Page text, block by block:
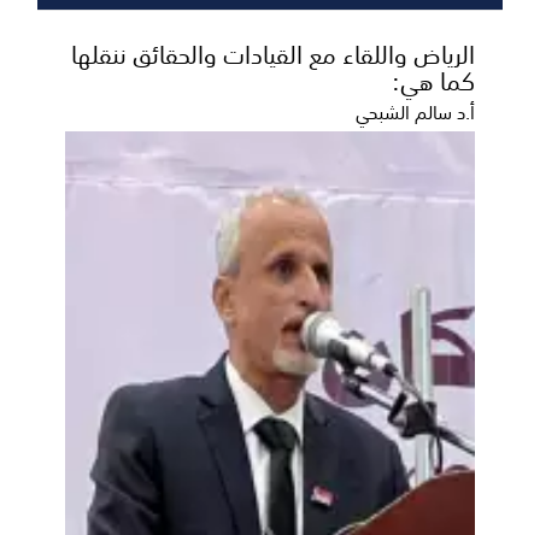
خطيب عرفة: الملك سلمان وولي العهد
محمد ييسران حج ضيوف الرحمن
مكة المكرمة ..استماع وسط أجواء إيمانية مفعمة
بالخشوع والمهابة على صعيد عرفات الطاهر، ألقى فضيلة
الرياض واللقاء مع القيادات والحقائق ننقلها
كما هي:
أ.د سالم الشبحي